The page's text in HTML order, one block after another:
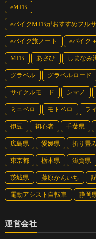
eMTB
eバイクMTBがおすすめフル
eバイク旅ノート eバイク
MTB あさひ しまなみ
グラベル グラベルロード
サイクルモード シマノ
ミニベロ モトベロ ラ
伊豆 初心者 千葉県
広島県 愛媛県 折り畳
東京都 栃木県 滋賀県
茨城県 藤原かんいち
電動アシスト自転車 静岡
運営会社